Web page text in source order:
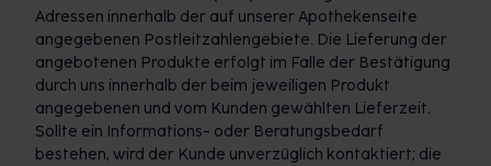
Adressen innerhalb der auf unserer Apothekenseite
angegebenen Postleitzahlengebiete. Die Lieferung der
angebotenen Produkte erfolgt im Falle der Bestätigung
durch uns innerhalb der beim jeweiligen Produkt
angegebenen und vom Kunden gewählten Lieferzeit.
Sollte ein Informations- oder Beratungsbedarf
bestehen, wird der Kunde unverzüglich kontaktiert; die